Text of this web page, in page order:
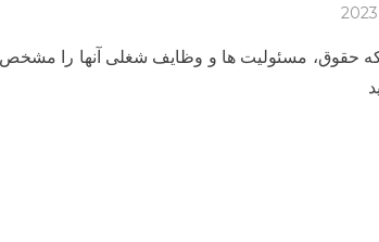
on
در
که حقوق، مسئولیت ها و وظایف شغلی آنها را مشخص